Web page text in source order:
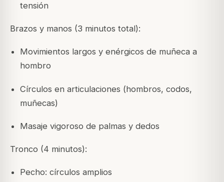
tensión
Brazos y manos (3 minutos total):
Movimientos largos y enérgicos de muñeca a
hombro
Círculos en articulaciones (hombros, codos,
muñecas)
Masaje vigoroso de palmas y dedos
Tronco (4 minutos):
Pecho: círculos amplios